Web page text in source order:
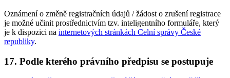
Oznámení o změně registračních údajů / žádost o zrušení registrace
je možné učinit prostřednictvím tzv. inteligentního formuláře, který
je k dispozici na internetových stránkách Celní správy České
republiky.
17. Podle kterého právního předpisu se postupuje